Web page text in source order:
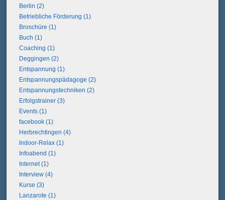
Berlin (2)
Betriebliche Förderung (1)
Broschüre (1)
Buch (1)
Coaching (1)
Deggingen (2)
Entspannung (1)
Entspannungspädagoge (2)
Entspannungstechniken (2)
Erfolgstrainer (3)
Events (1)
facebook (1)
Herbrechtingen (4)
Indoor-Relax (1)
Infoabend (1)
Internet (1)
Interview (4)
Kurse (3)
Lanzarote (1)